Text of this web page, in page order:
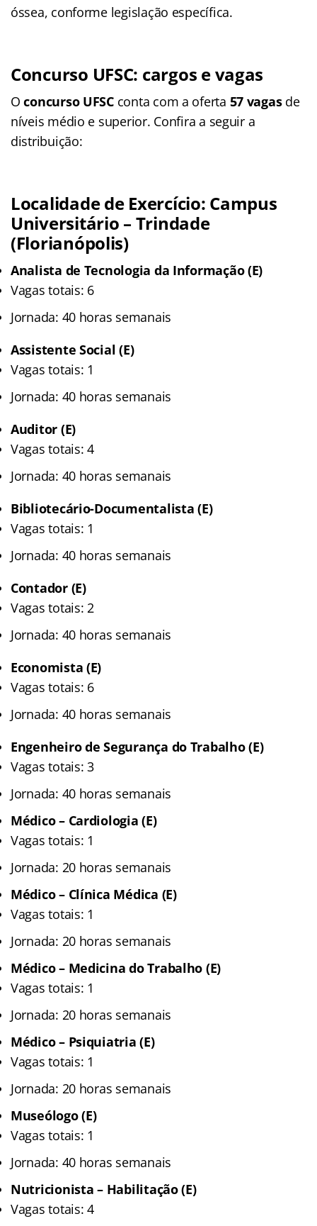
óssea, conforme legislação específica.
Concurso UFSC: cargos e vagas
Oconcurso UFSCconta com a oferta 57 vagasde
níveis médio e superior. Confira a seguir a
distribuição:
Localidade de Exercício: Campus
Universitário – Trindade
(Florianópolis)
Analista de Tecnologia da Informação (E)
Vagas totais: 6
Jornada: 40 horas semanais
Assistente Social (E)
Vagas totais: 1
Jornada: 40 horas semanais
Auditor (E)
Vagas totais: 4
Jornada: 40 horas semanais
Bibliotecário-Documentalista (E)
Vagas totais: 1
Jornada: 40 horas semanais
Contador (E)
Vagas totais: 2
Jornada: 40 horas semanais
Economista (E)
Vagas totais: 6
Jornada: 40 horas semanais
Engenheiro de Segurança do Trabalho (E)
Vagas totais: 3
Jornada: 40 horas semanais
Médico – Cardiologia (E)
Vagas totais: 1
Jornada: 20 horas semanais
Médico – Clínica Médica (E)
Vagas totais: 1
Jornada: 20 horas semanais
Médico – Medicina do Trabalho (E)
Vagas totais: 1
Jornada: 20 horas semanais
Médico – Psiquiatria (E)
Vagas totais: 1
Jornada: 20 horas semanais
Museólogo (E)
Vagas totais: 1
Jornada: 40 horas semanais
Nutricionista – Habilitação (E)
Vagas totais: 4